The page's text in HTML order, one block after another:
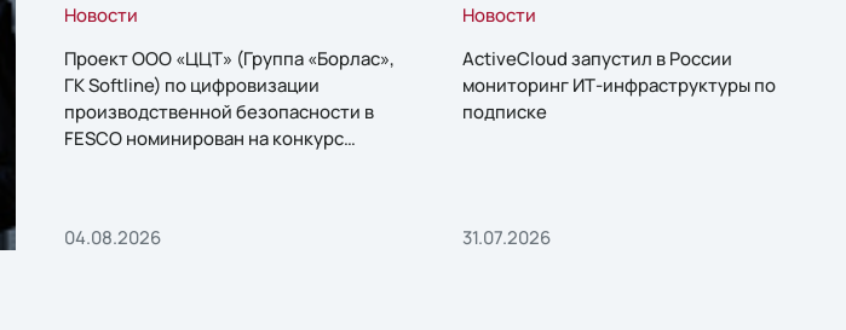
Новости
Проект ООО «ЦЦТ» (Группа «Борлас»,
ГК Softline) по цифровизации
производственной безопасности в
FESCO номинирован на конкурс
04.08.2026
Новости
ActiveCloud запустил в России
мониторинг ИТ-инфраструктуры по
подписке
31.07.2026